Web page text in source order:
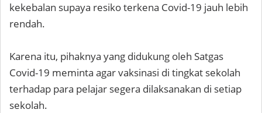
kekebalan supaya resiko terkena Covid-19 jauh lebih
rendah.
Karena itu, pihaknya yang didukung oleh Satgas
Covid-19 meminta agar vaksinasi di tingkat sekolah
terhadap para pelajar segera dilaksanakan di setiap
sekolah.